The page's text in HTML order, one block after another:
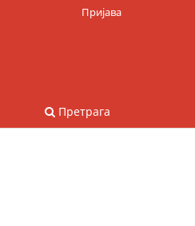
Претрага
Пријава